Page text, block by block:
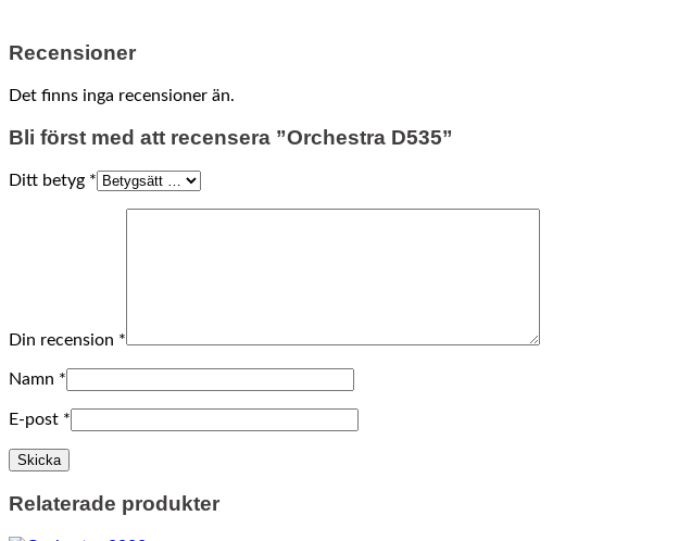
Recensioner
Det finns inga recensioner än.
Bli först med att recensera ”Orchestra D535”
Ditt betyg *
Din recension *
Namn *
E-post *
Relaterade produkter